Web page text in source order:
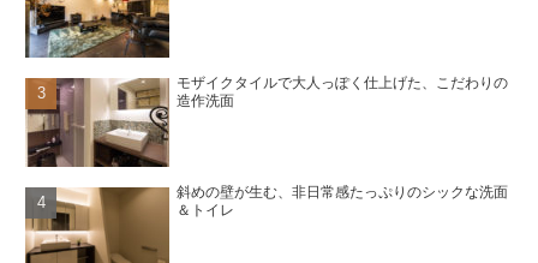
モザイクタイルで大人っぽく仕上げた、こだわりの
造作洗面
斜めの壁が生む、非日常感たっぷりのシックな洗面
＆トイレ